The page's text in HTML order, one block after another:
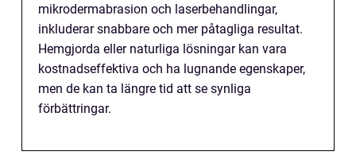
mikrodermabrasion och laserbehandlingar,
inkluderar snabbare och mer påtagliga resultat.
Hemgjorda eller naturliga lösningar kan vara
kostnadseffektiva och ha lugnande egenskaper,
men de kan ta längre tid att se synliga
förbättringar.